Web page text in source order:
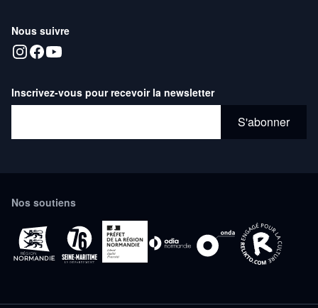
Nous suivre
Inscrivez-vous pour recevoir la newsletter
Nos soutiens